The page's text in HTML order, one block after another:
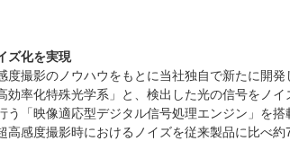
ズ化を実現
度撮影のノウハウをもとに当社独自で新たに開
効率化特殊光学系」と、検出した光の信号をノ
う「映像適応型デジタル信号処理エンジン」を
高感度撮影時におけるノイズを従来製品に比べ